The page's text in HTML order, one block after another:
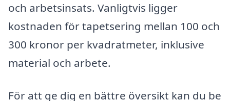
och arbetsinsats. Vanligtvis ligger
kostnaden för tapetsering mellan 100 och
300 kronor per kvadratmeter, inklusive
material och arbete.
För att ge dig en bättre översikt kan du be